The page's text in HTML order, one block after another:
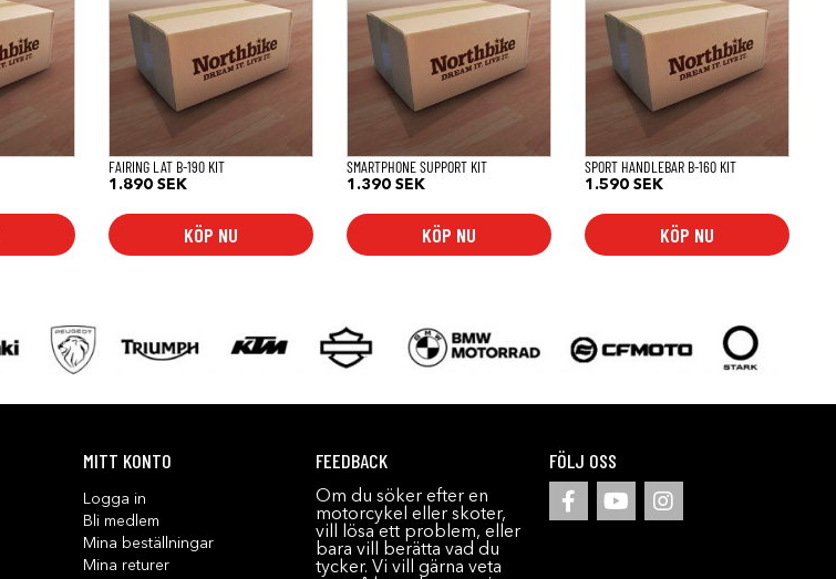
FAIRING LAT B-190 KIT
1.890SEK
KÖP NU
SMARTPHONE SUPPORT KIT
1.390SEK
KÖP NU
SPORT HANDLEBAR B-160 KIT
1.590SEK
KÖP NU
MITT KONTO
Logga in
Bli medlem
Mina beställningar
Mina returer
FEEDBACK
Om du söker efter en
motorcykel eller skoter,
vill lösa ett problem, eller
bara vill berätta vad du
tycker. Vi vill gärna veta
FÖLJ OSS